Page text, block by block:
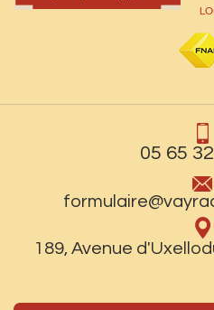
05 65
189, Avenue